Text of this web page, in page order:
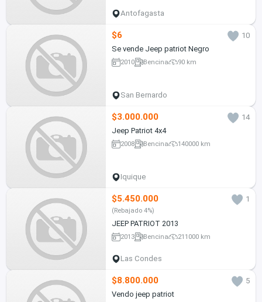
Antofagasta
$6
10
Se vende Jeep patriot Negro
2010 Bencina 90 km
San Bernardo
$3.000.000
14
Jeep Patriot 4x4
2008 Bencina 140000 km
Iquique
$5.450.000 1
(Rebajado 4%)
JEEP PATRIOT 2013
2013 Bencina 211000 km
Las Condes
$8.800.000
5
Vendo jeep patriot